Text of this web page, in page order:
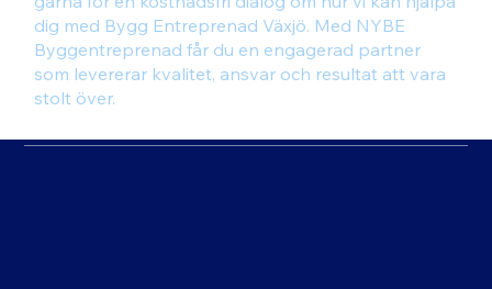
dig med Bygg Entreprenad Växjö. Med NYBE
Byggentreprenad får du en engagerad partner
som levererar kvalitet, ansvar och resultat att vara
stolt över.